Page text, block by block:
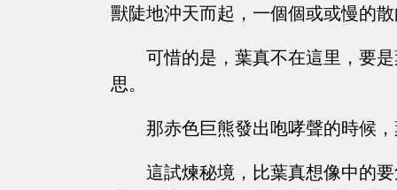
獸陡地沖天而起，一個個或或慢的
可惜的是，葉真不在這里，要
思。
那赤色巨熊發出咆哮聲的時候
這試煉秘境，比葉真想像中的